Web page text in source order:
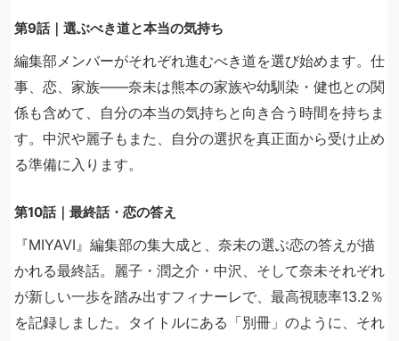
第9話｜選ぶべき道と本当の気持ち
編集部メンバーがそれぞれ進むべき道を選び始めます。仕
事、恋、家族——奈未は熊本の家族や幼馴染・健也との関
係も含めて、自分の本当の気持ちと向き合う時間を持ちま
す。中沢や麗子もまた、自分の選択を真正面から受け止め
る準備に入ります。
第10話｜最終話・恋の答え
『MIYAVI』編集部の集大成と、奈未の選ぶ恋の答えが描
かれる最終話。麗子・潤之介・中沢、そして奈未それぞれ
が新しい一歩を踏み出すフィナーレで、最高視聴率13.2％
を記録しました。タイトルにある「別冊」のように、それ